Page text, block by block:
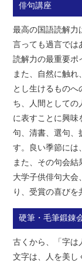
俳句講座
最高の国語読解力
言っても過言では
読解力の最重要ポ
また、自然に触れ
とし生けるもの
ち、人間としての
に表すことに興味
句、清書、選句、
す。良い季節には
また、その句会
大学子供俳句大会
り、受賞の喜びを
硬筆・毛筆鍛錬
古くから、「字は
文字は、人を美し